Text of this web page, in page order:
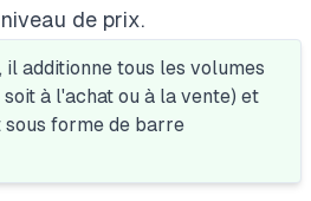
de prix.
il additionne tous les volumes
à l'achat ou à la vente) et
forme de barre